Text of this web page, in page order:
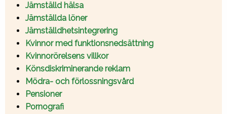
Jämställd hälsa
Jämställda löner
Jämställdhetsintegrering
Kvinnor med funktionsnedsättning
Kvinnorörelsens villkor
Könsdiskriminerande reklam
Mödra- och förlossningsvård
Pensioner
Pornografi